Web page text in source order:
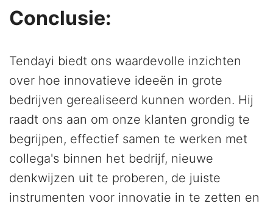
Conclusie:
Tendayi biedt ons waardevolle inzichten
over hoe innovatieve ideeën in grote
bedrijven gerealiseerd kunnen worden. Hij
raadt ons aan om onze klanten grondig te
begrijpen, effectief samen te werken met
collega's binnen het bedrijf, nieuwe
denkwijzen uit te proberen, de juiste
instrumenten voor innovatie in te zetten en